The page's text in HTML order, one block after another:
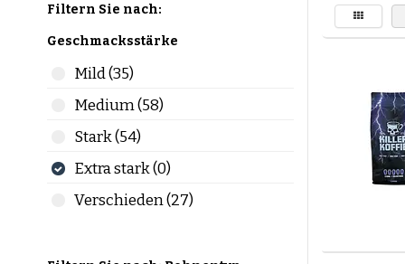
Filtern Sie nach:
Geschmacksstärke
Mild (35)
Medium (58)
Stark (54)
Extra stark (0)
Verschieden (27)
Suchst
Nutze
Die
die
Arabica